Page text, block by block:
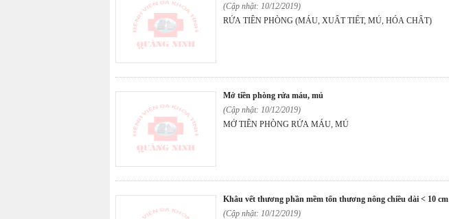
(Cập nhật: 10/12/2019)
RỬA TIỀN PHÒNG (MÁU, XUẤT TIẾT, MỦ, HÓA CHẤT)
mở tiền phòng rửa máu, mủ
(Cập nhật: 10/12/2019)
MỞ TIỀN PHÒNG RỬA MÁU, MỦ
khâu vết thương phần mềm tổn thương nông chiều dài < 10 cm
(Cập nhật: 10/12/2019)